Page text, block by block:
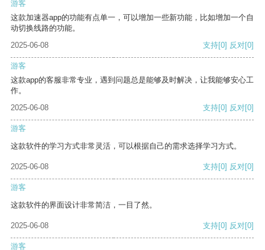
游客
这款加速器app的功能有点单一，可以增加一些新功能，比如增加一个自
动切换线路的功能。
2025-06-08
支持[0] 反对[0]
游客
这款app的客服非常专业，遇到问题总是能够及时解决，让我能够安心工
作。
2025-06-08
支持[0] 反对[0]
游客
这款软件的学习方式非常灵活，可以根据自己的需求选择学习方式。
2025-06-08 支持[0] 反对[0]
游客
这款软件的界面设计非常简洁，一目了然。
2025-06-08 支持[0] 反对[0]
游客